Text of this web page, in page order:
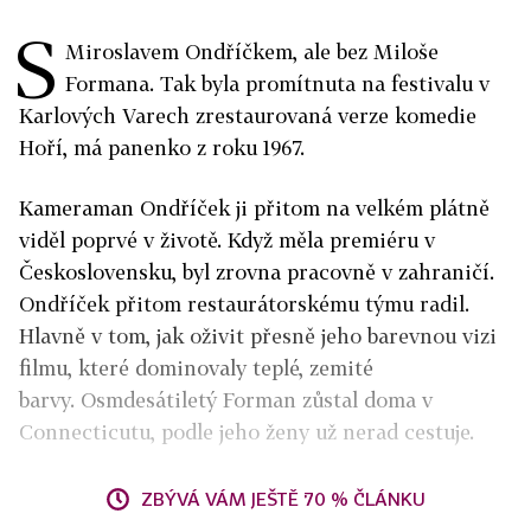
S Miroslavem Ondříčkem, ale bez Miloše
Formana. Tak byla promítnuta na festivalu v
Karlových Varech zrestaurovaná verze komedie
Hoří, má panenko z roku 1967.
Kameraman Ondříček ji přitom na velkém plátně
viděl poprvé v životě. Když měla premiéru v
Československu, byl zrovna pracovně v zahraničí.
Ondříček přitom restaurátorskému týmu radil.
Hlavně v tom, jak oživit přesně jeho barevnou vizi
filmu, které dominovaly teplé, zemité
barvy. Osmdesátiletý Forman zůstal doma v
Connecticutu, podle jeho ženy už nerad cestuje.
ZBÝVÁ VÁM JEŠTĚ 70 % ČLÁNKU